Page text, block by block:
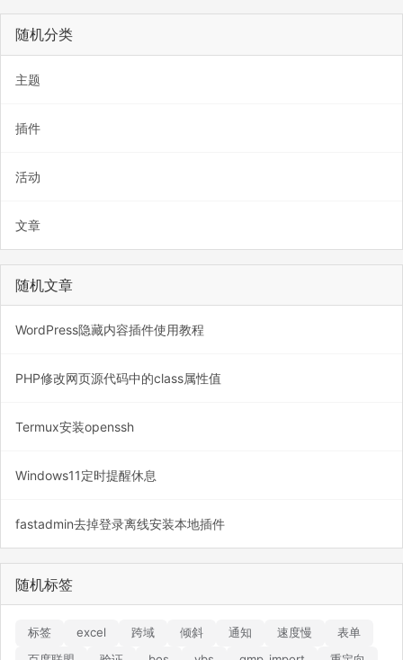
随机分类
主题
插件
活动
文章
随机文章
WordPress隐藏内容插件使用教程
PHP修改网页源代码中的class属性值
Termux安装openssh
Windows11定时提醒休息
fastadmin去掉登录离线安装本地插件
随机标签
标签 excel 跨域 倾斜 通知 速度慢
表单